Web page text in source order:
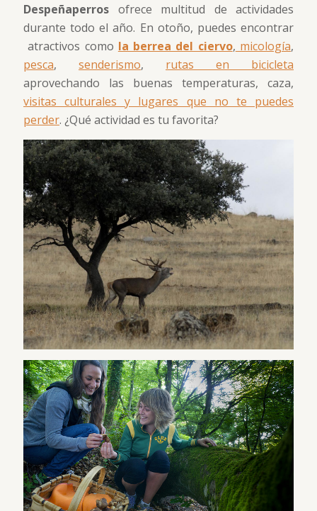
Despeñaperros ofrece multitud de actividades
durante todo el año. En otoño, puedes encontrar
atractivos como la berrea del ciervo, micología,
pesca, senderismo, rutas en bicicleta
aprovechando las buenas temperaturas, caza,
visitas culturales y lugares que no te puedes
perder. ¿Qué actividad es tu favorita?